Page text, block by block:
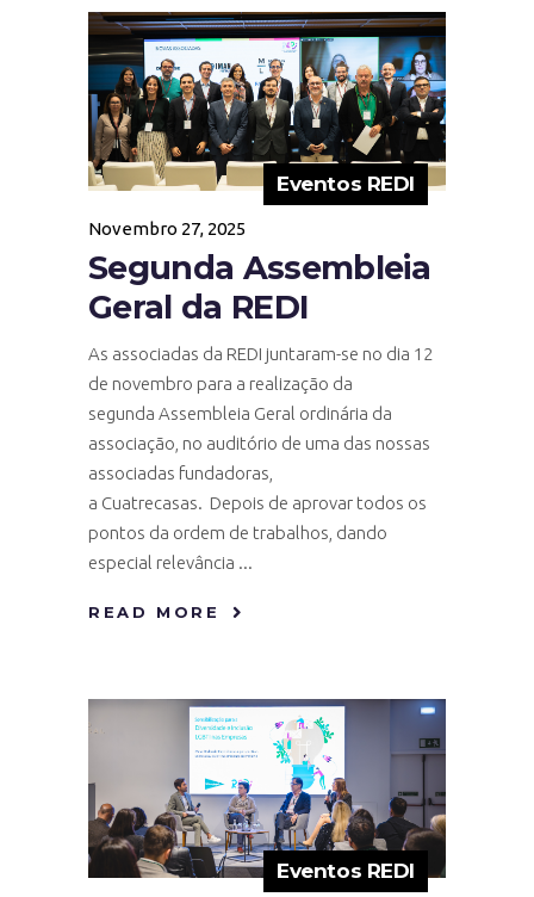
Eventos REDI
Novembro 27, 2025
Segunda Assembleia
Geral da REDI
As associadas da REDI juntaram-se no dia 12
de novembro para a realização da
segunda Assembleia Geral ordinária da
associação, no auditório de uma das nossas
associadas fundadoras,
a Cuatrecasas. Depois de aprovar todos os
pontos da ordem de trabalhos, dando
especial relevância
READ MORE
Eventos REDI